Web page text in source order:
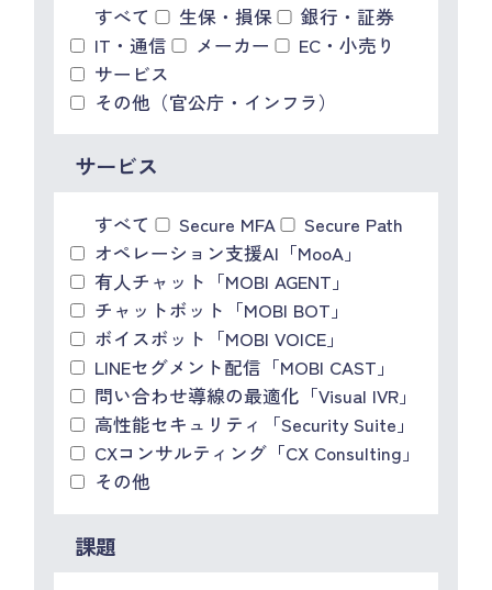
すべて 生保・損保
銀行・証券
IT・通信
メーカー
EC・小売り
サービス
その他（官公庁・インフラ）
サービス
すべて Secure MFA
Secure Path
オペレーション支援AI「MooA」
有人チャット「MOBI AGENT」
チャットボット「MOBI BOT」
ボイスボット「MOBI VOICE」
LINEセグメント配信「MOBI CAST」
問い合わせ導線の最適化「Visual IVR」
高性能セキュリティ「Security Suite」
CXコンサルティング「CX Consulting」
その他
課題